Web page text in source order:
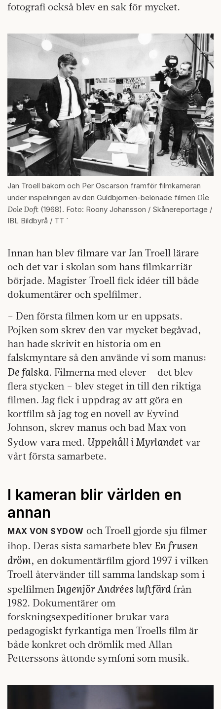
fotografi också blev en sak för mycket.
Jan Troell bakom och Per Oscarson framför filmkameran
under inspelningen avden Guldbjörnen-belönade filmen Ole
Dole Doft (1968). Foto: Roony Johansson / Skånereportage /
IBL Bildbyrå / TT ´
Innan han blev filmare var Jan Troell lärare
och det var i skolan som hans filmkarriär
började. Magister Troell fick idéer till både
dokumentärer och spelfilmer.
– Den första filmen kom ur en uppsats.
Pojken som skrev den var mycket begåvad,
han hade skrivit en historia om en
falskmyntare så den använde vi som manus:
De falska. Filmerna med elever – det blev
flera stycken – blev steget in till den riktiga
filmen. Jag fick i uppdrag av att göra en
kortfilm så jag tog en novell av Eyvind
Johnson, skrev manus och bad Max von
Sydow vara med. Uppehåll i Myrlandet var
vårt första samarbete.
I kameran blir världen en
annan
MAX VON SYDOW och Troell gjorde sju filmer
ihop. Deras sista samarbete blev En frusen
dröm, en dokumentärfilm gjord 1997 i vilken
Troell återvänder till samma landskap som i
spelfilmen Ingenjör Andrées luftfärdfrån
1982. Dokumentärer om
forskningsexpeditioner brukar vara
pedagogiskt fyrkantiga men Troells film är
både konkret och drömlik med Allan
Petterssons åttonde symfoni som musik.